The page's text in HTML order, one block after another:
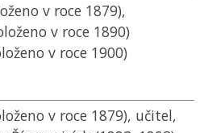
v roce 1879),
v roce 1890)
v roce 1900)
v roce 1879), učitel,